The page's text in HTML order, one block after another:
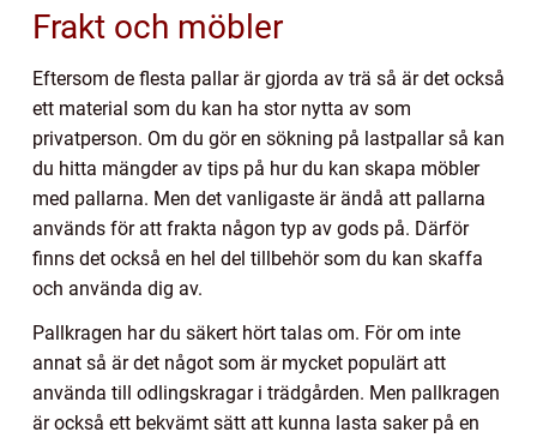
Frakt och möbler
Eftersom de flesta pallar är gjorda av trä så är det också
ett material som du kan ha stor nytta av som
privatperson. Om du gör en sökning på lastpallar så kan
du hitta mängder av tips på hur du kan skapa möbler
med pallarna. Men det vanligaste är ändå att pallarna
används för att frakta någon typ av gods på. Därför
finns det också en hel del tillbehör som du kan skaffa
och använda dig av.
Pallkragen har du säkert hört talas om. För om inte
annat så är det något som är mycket populärt att
använda till odlingskragar i trädgården. Men pallkragen
är också ett bekvämt sätt att kunna lasta saker på en